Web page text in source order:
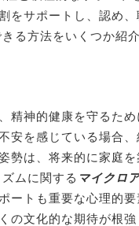
ご利用の方法
緊急サイン
アクセス
メンバー
をサポートし、認め
る方法をいくつか紹介
精神的健康を守るた
安を感じている場合
勢は、将来的に家庭
ムに関する マイクロ
ートも重要な心理的
の文化的な期待が根